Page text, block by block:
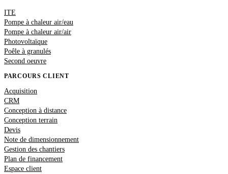
ITE
Pompe à chaleur air/eau
Pompe à chaleur air/air
Photovoltaïque
Poêle à granulés
Second oeuvre
PARCOURS CLIENT
Acquisition
CRM
Conception à distance
Conception terrain
Devis
Note de dimensionnement
Gestion des chantiers
Plan de financement
Espace client